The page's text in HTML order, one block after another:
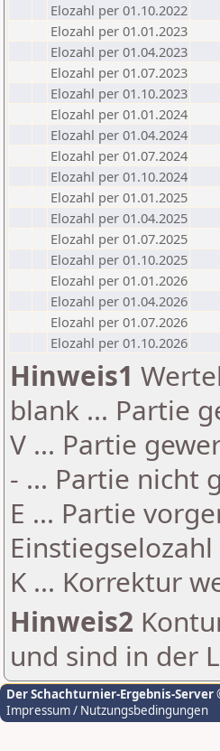
Elozahl per 01.10.2022
Elozahl per 01.01.2023
Elozahl per 01.04.2023
Elozahl per 01.07.2023
Elozahl per 01.10.2023
Elozahl per 01.01.2024
Elozahl per 01.04.2024
Elozahl per 01.07.2024
Elozahl per 01.10.2024
Elozahl per 01.01.2025
Elozahl per 01.04.2025
Elozahl per 01.07.2025
Elozahl per 01.10.2025
Elozahl per 01.01.2026
Elozahl per 01.04.2026
Elozahl per 01.07.2026
Elozahl per 01.10.2026
Hinweis1
blank ... Partie
V ... Partie
- ... Partie nicht
E ... Partie
K ... Korrektur
Hinweis2
und sind in der
Der Schachturnier-Ergebnis-Server
Impressum / Nutzungsbedingungen